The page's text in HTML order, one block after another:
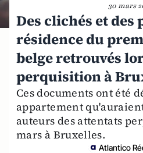
30 mars
Des clichés et des
résidence du
belge retrouvés
perquisition à
Ces documents ont été
appartement
auteurs des attentats
mars à Bruxelles.
Atlantico